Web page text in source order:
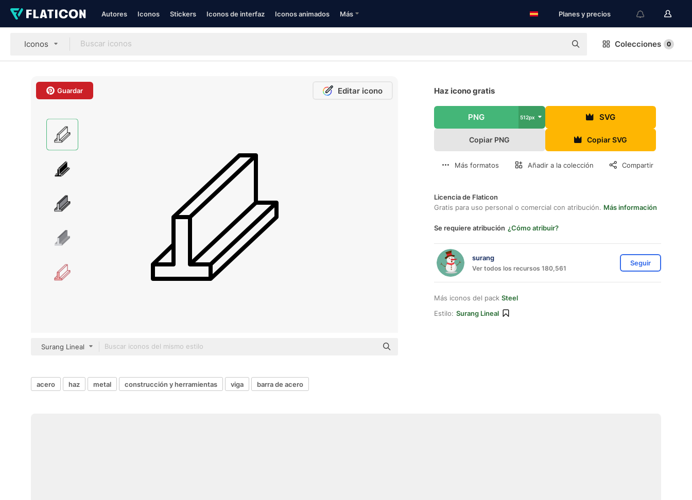
Autores Iconos Stickers Iconos de interfaz Iconos animados Más Planes y precios
Iconos Colecciones 0
Guardar Editar icono
Surang Lineal
Haz icono gratis
PNG 512px SVG
Copiar PNG Copiar SVG
Más formatos Añadir a la colección Compartir
Licencia de Flaticon
Gratis para uso personal o comercial con atribución. Más información
Se requiere atribución ¿Cómo atribuir?
surang
Ver todos los recursos 180,561
Seguir
Más iconos del pack Steel
Estilo: Surang Lineal
acero haz metal construcción y herramientas viga barra de acero